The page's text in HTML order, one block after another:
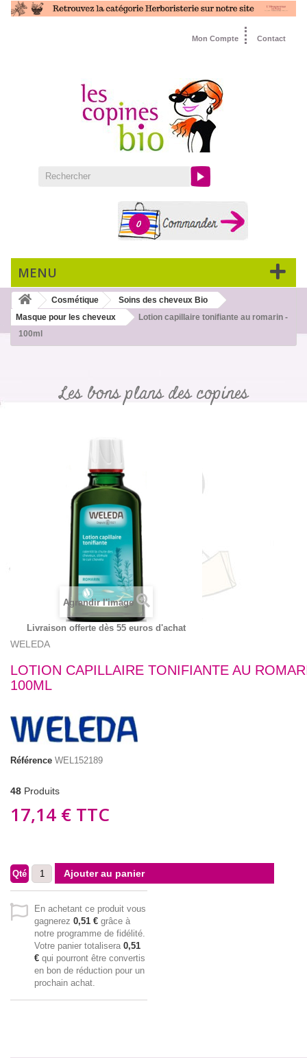
Contact
Mon Compte
0
MENU
Cosmétique
Soins des cheveux Bio
Masque pour les cheveux
Lotion capillaire tonifiante au romarin -
100ml
Les bons plans des copines
Agrandir l'image
Livraison offerte dès 55 euros d'achat
WELEDA
LOTION CAPILLAIRE TONIFIANTE AU
100ML
Référence WEL152189
48 Produits
17,14 € TTC
Qté Ajouter au panier
En achetant ce produit vous
gagnerez 0,51 € grâce à
notre programme de fidélité.
Votre panier totalisera 0,51
€ qui pourront être convertis
en bon de réduction pour un
prochain achat.